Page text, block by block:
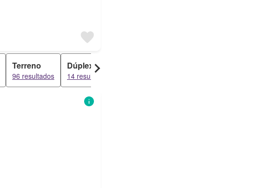
Terreno
96 resultados
Dúplex
14 resultados